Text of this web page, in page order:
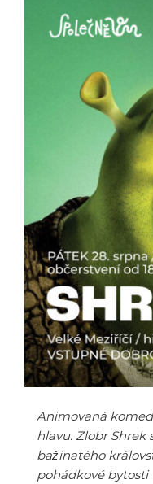
Animovaná
hlavu. Zlobr Shrek
bažinatého
pohádkové